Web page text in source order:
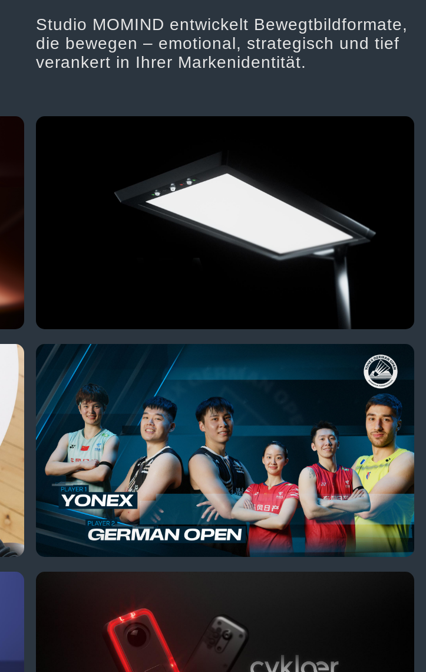
Studio MOMIND entwickelt Bewegtbildformate,
die bewegen – emotional, strategisch und tief
verankert in Ihrer Markenidentität.
WALDMANN LICHTTECHNIK YARA
3D Produktvisualisierung
YONEX GERMAN OPEN
Sportspresentation
CYKLAER AEYE - FAHRRADLICHT
The ride safety system